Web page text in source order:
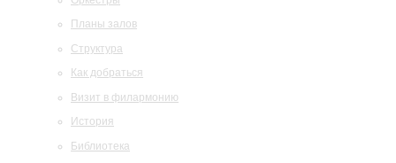
Планы залов
Структура
Как добраться
Визит в филармонию
История
Библиотека